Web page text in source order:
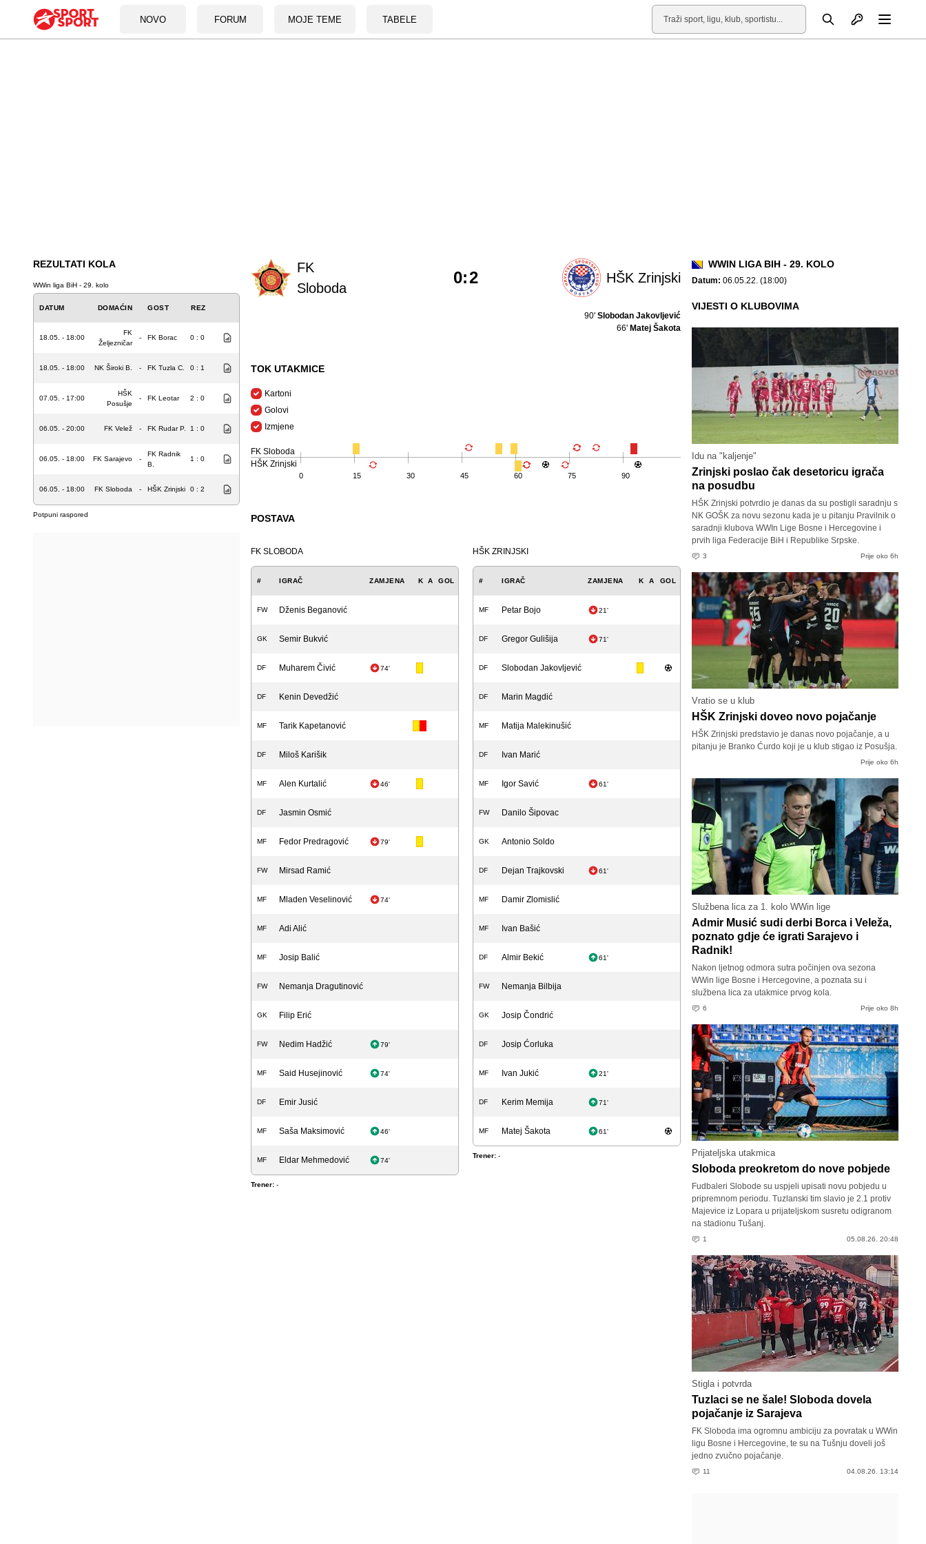
NOVO FORUM MOJE TEME TABELE
Pretraga Otvori profil
REZULTATI KOLA
WWin liga BiH - 29. kolo
DATUM DOMAĆIN GOST REZ
18.05. - 18:00
FK
Željezničar
- FK Borac 0 : 0
18.05. - 18:00 NK Široki B. - FK Tuzla C. 0 : 1
07.05. - 17:00
HŠK
Posušje
- FK Leotar 2 : 0
06.05. - 20:00 FK Velež - FK Rudar P. 1 : 0
06.05. - 18:00 FK Sarajevo -
FK Radnik
B.
1 : 0
06.05. - 18:00 FK Sloboda - HŠK Zrinjski 0 : 2
Potpuni raspored
FK
Sloboda
HŠK Zrinjski
0:2
90' Slobodan Jakovljević
66' Matej Šakota
TOK UTAKMICE
Kartoni
Golovi
Izmjene
FK Sloboda
HŠK Zrinjski
0 15 30 45 60 75 90
POSTAVA
FK SLOBODA
# IGRAČ ZAMJENA K A GOL
FW Dženis Beganović
GK Semir Bukvić
DF Muharem Čivić 74'
DF Kenin Devedžić
MF Tarik Kapetanović
DF Miloš Karišik
MF Alen Kurtalić 46'
DF Jasmin Osmić
MF Fedor Predragović 79'
FW Mirsad Ramić
MF Mladen Veselinović 74'
MF Adi Alić
MF Josip Balić
FW Nemanja Dragutinović
GK Filip Erić
FW Nedim Hadžić 79'
MF Said Husejinović 74'
DF Emir Jusić
MF Saša Maksimović 46'
MF Eldar Mehmedović 74'
Trener: -
HŠK ZRINJSKI
# IGRAČ ZAMJENA K A GOL
MF Petar Bojo 21'
DF Gregor Gulišija 71'
DF Slobodan Jakovljević
DF Marin Magdić
MF Matija Malekinušić
DF Ivan Marić
MF Igor Savić 61'
FW Danilo Šipovac
GK Antonio Soldo
DF Dejan Trajkovski 61'
MF Damir Zlomislić
MF Ivan Bašić
DF Almir Bekić 61'
FW Nemanja Bilbija
GK Josip Čondrić
DF Josip Ćorluka
MF Ivan Jukić 21'
DF Kerim Memija 71'
MF Matej Šakota 61'
Trener: -
WWIN LIGA BIH - 29. KOLO
Datum: 06.05.22. (18:00)
VIJESTI O KLUBOVIMA
Idu na "kaljenje"
Zrinjski poslao čak desetoricu igrača
na posudbu
HŠK Zrinjski potvrdio je danas da su postigli saradnju s
NK GOŠK za novu sezonu kada je u pitanju Pravilnik o
saradnji klubova WWIn Lige Bosne i Hercegovine i
prvih liga Federacije BiH i Republike Srpske.
3 Prije oko 6h
Vratio se u klub
HŠK Zrinjski doveo novo pojačanje
HŠK Zrinjski predstavio je danas novo pojačanje, a u
pitanju je Branko Ćurdo koji je u klub stigao iz Posušja.
Prije oko 6h
Službena lica za 1. kolo WWin lige
Admir Musić sudi derbi Borca i Veleža,
poznato gdje će igrati Sarajevo i
Radnik!
Nakon ljetnog odmora sutra počinjen ova sezona
WWin lige Bosne i Hercegovine, a poznata su i
službena lica za utakmice prvog kola.
6 Prije oko 8h
Prijateljska utakmica
Sloboda preokretom do nove pobjede
Fudbaleri Slobode su uspjeli upisati novu pobjedu u
pripremnom periodu. Tuzlanski tim slavio je 2.1 protiv
Majevice iz Lopara u prijateljskom susretu odigranom
na stadionu Tušanj.
1 05.08.26. 20:48
Stigla i potvrda
Tuzlaci se ne šale! Sloboda dovela
pojačanje iz Sarajeva
FK Sloboda ima ogromnu ambiciju za povratak u WWin
ligu Bosne i Hercegovine, te su na Tušnju doveli još
jedno zvučno pojačanje.
11 04.08.26. 13:14